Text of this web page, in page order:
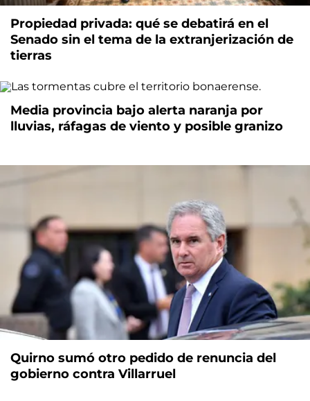
Propiedad privada: qué se debatirá en el
Senado sin el tema de la extranjerización de
tierras
Media provincia bajo alerta naranja por
lluvias, ráfagas de viento y posible granizo
Quirno sumó otro pedido de renuncia del
gobierno contra Villarruel